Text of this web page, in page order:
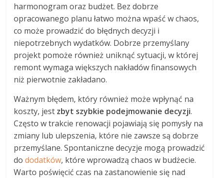
harmonogram oraz budżet. Bez dobrze
opracowanego planu łatwo można wpaść w chaos,
co może prowadzić do błędnych decyzji i
niepotrzebnych wydatków. Dobrze przemyślany
projekt pomoże również uniknąć sytuacji, w której
remont wymaga większych nakładów finansowych
niż pierwotnie zakładano.
Ważnym błędem, który również może wpłynąć na
koszty, jest zbyt szybkie podejmowanie decyzji.
Często w trakcie renowacji pojawiają się pomysły na
zmiany lub ulepszenia, które nie zawsze są dobrze
przemyślane. Spontaniczne decyzje mogą prowadzić
dododatków, które wprowadzą chaos w budżecie.
Warto poświęcić czas na zastanowienie się nad